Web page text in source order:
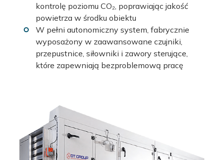
kontrolę poziomu CO₂, poprawiając jakość
powietrza w środku obiektu
W pełni autonomiczny system, fabrycznie
wyposażony w zaawansowane czujniki,
przepustnice, siłowniki i zawory sterujące,
które zapewniają bezproblemową pracę